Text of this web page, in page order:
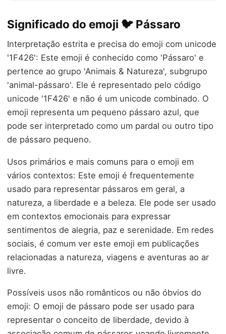
Significado do emoji 🐦 Pássaro
Interpretação estrita e precisa do emoji com unicode
'1F426': Este emoji é conhecido como 'Pássaro' e
pertence ao grupo 'Animais & Natureza', subgrupo
'animal-pássaro'. Ele é representado pelo código
unicode '1F426' e não é um unicode combinado. O
emoji representa um pequeno pássaro azul, que
pode ser interpretado como um pardal ou outro tipo
de pássaro pequeno.
Usos primários e mais comuns para o emoji em
vários contextos: Este emoji é frequentemente
usado para representar pássaros em geral, a
natureza, a liberdade e a beleza. Ele pode ser usado
em contextos emocionais para expressar
sentimentos de alegria, paz e serenidade. Em redes
sociais, é comum ver este emoji em publicações
relacionadas a natureza, viagens e aventuras ao ar
livre.
Possíveis usos não românticos ou não óbvios do
emoji: O emoji de pássaro pode ser usado para
representar o conceito de liberdade, devido à